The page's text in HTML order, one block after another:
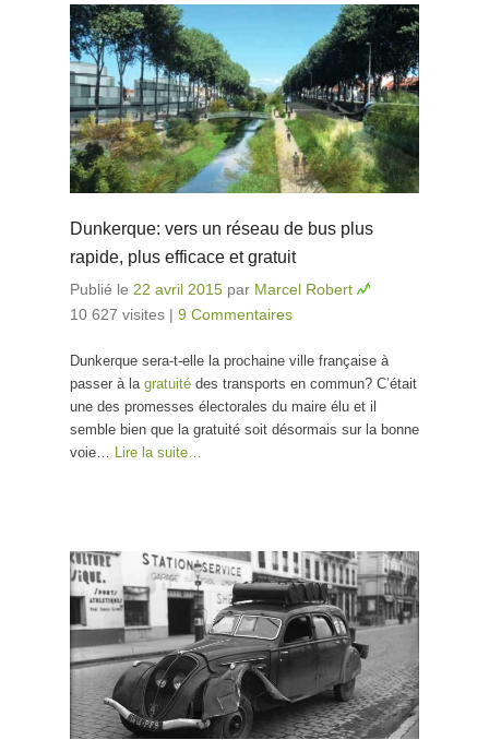
Dunkerque: vers un réseau de bus plus
rapide, plus efficace et gratuit
Publié le 22 avril 2015 par Marcel Robert
10 627 visites | 9 Commentaires
Dunkerque sera-t-elle la prochaine ville française à
passer à la gratuité des transports en commun? C’était
une des promesses électorales du maire élu et il
semble bien que la gratuité soit désormais sur la bonne
voie… Lire la suite…